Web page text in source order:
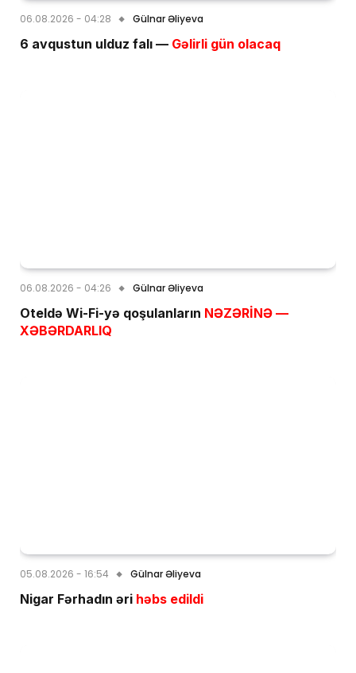
06.08.2026 - 04:28 Gülnar Əliyeva
6 avqustun ulduz falı — Gəlirli gün olacaq
06.08.2026 - 04:26 Gülnar Əliyeva
Oteldə Wi-Fi-yə qoşulanların NƏZƏRİNƏ —
XƏBƏRDARLIQ
05.08.2026 - 16:54 Gülnar Əliyeva
Nigar Fərhadın əri həbs edildi